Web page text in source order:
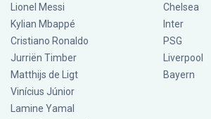
Lionel Messi
Kylian Mbappé
Cristiano Ronaldo
Jurriën Timber
Matthijs de Ligt
Vinícius Júnior
Lamine Yamal
Chelsea
Inter
PSG
Liverpool
Bayern